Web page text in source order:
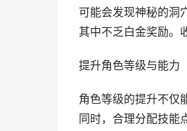
可能会发现神秘的洞
其中不乏白金奖励。
提升角色等级与能力
角色等级的提升不仅
同时，合理分配技能